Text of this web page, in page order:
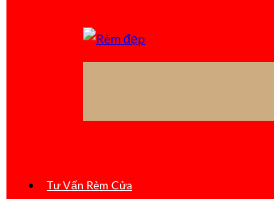
Tư Vấn Rèm Cửa